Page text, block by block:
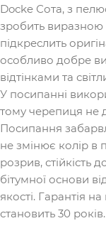
Docke Сота, з
зробить виразною
підкреслить
особливо добре
відтінками та
У посипанні
тому черепиця не
Посипання
не змінює колір в
розрив, стійкість
бітумної основи
якості. Гарантія
становить 30 років.